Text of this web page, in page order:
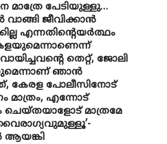
മാത്രേ പേടിയുള്ളു…
ജീവിക്കാൻ
എന്നതിന്റെയർത്ഥം
വായിച്ചവന്റെ തെറ്റ്, ജോലി
ഞാൻ
കേരള പോലീസിനോട്
മാത്രം, എന്നോട്
ചെയ്തയാളോട് മാത്രമേ